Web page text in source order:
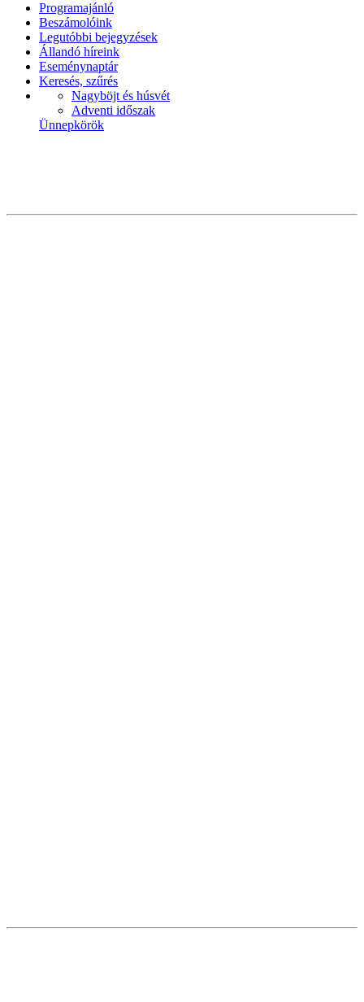
Programajánló
Beszámolóink
Legutóbbi bejegyzések
Állandó híreink
Eseménynaptár
Keresés, szűrés
Nagyböjt és húsvét
Adventi időszak
Ünnepkörök